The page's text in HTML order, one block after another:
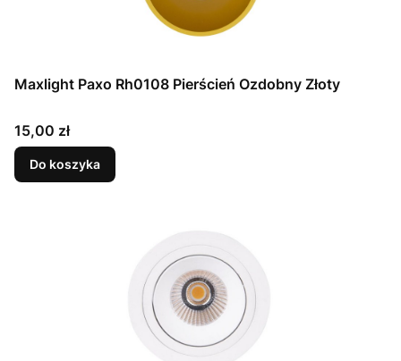
Maxlight Paxo Rh0108 Pierścień Ozdobny Złoty
Cena
15,00 zł
Do koszyka